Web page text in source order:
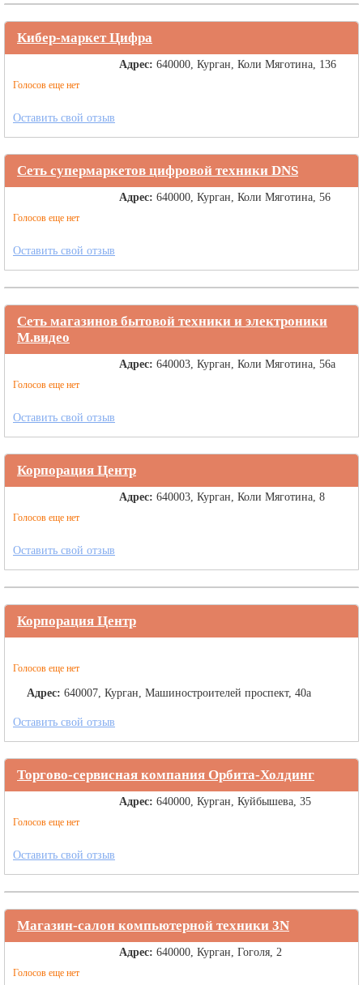
Кибер-маркет Цифра
Голосов еще нет
Адрес: 640000, Курган, Коли Мяготина, 136
Оставить свой отзыв
Сеть супермаркетов цифровой техники DNS
Голосов еще нет
Адрес: 640000, Курган, Коли Мяготина, 56
Оставить свой отзыв
Сеть магазинов бытовой техники и электроники
М.видео
Голосов еще нет
Адрес: 640003, Курган, Коли Мяготина, 56а
Оставить свой отзыв
Корпорация Центр
Голосов еще нет
Адрес: 640003, Курган, Коли Мяготина, 8
Оставить свой отзыв
Корпорация Центр
Голосов еще нет
Адрес: 640007, Курган, Машиностроителей проспект, 40а
Оставить свой отзыв
Торгово-сервисная компания Орбита-Холдинг
Голосов еще нет
Адрес: 640000, Курган, Куйбышева, 35
Оставить свой отзыв
Магазин-салон компьютерной техники 3N
Голосов еще нет
Адрес: 640000, Курган, Гоголя, 2